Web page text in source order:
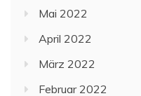
Mai 2022
April 2022
März 2022
Februar 2022